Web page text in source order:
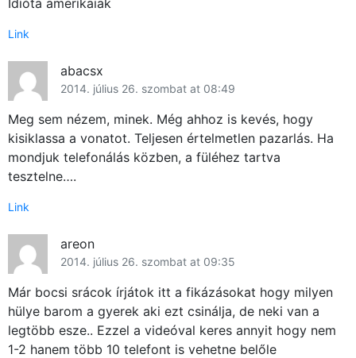
Link
abacsx
2014. július 26. szombat at 08:49
Meg sem nézem, minek. Még ahhoz is kevés, hogy
kisiklassa a vonatot. Teljesen értelmetlen pazarlás. Ha
mondjuk telefonálás közben, a füléhez tartva
tesztelne….
Link
areon
2014. július 26. szombat at 09:35
Már bocsi srácok írjátok itt a fikázásokat hogy milyen
hülye barom a gyerek aki ezt csinálja, de neki van a
legtöbb esze.. Ezzel a videóval keres annyit hogy nem
1-2 hanem több 10 telefont is vehetne belőle
Főoldal
Használt Apple
Apple szerviz